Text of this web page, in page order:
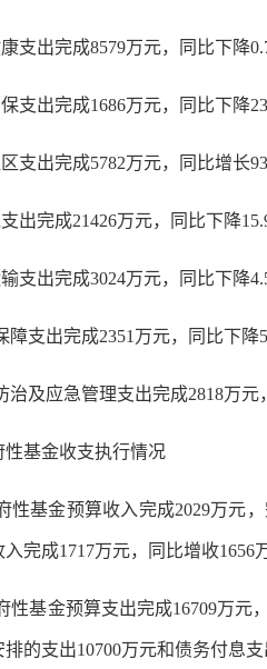
支出完成8579万元，同比下降
支出完成1686万元，同比下降
支出完成5782万元，同比增长
出完成21426万元，同比下降
支出完成3024万元，同比下降
障支出完成2351万元，同比下降
治及应急管理支出完成2818万元
性基金收支执行情况
性基金预算收入完成2029万元
完成1717万元，同比增收1656
性基金预算支出完成16709万元
的支出10700万元和债务付息支